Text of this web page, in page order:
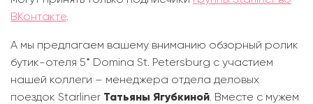
ВКонтакте.
А мы предлагаем вашему вниманию обзорный ролик
бутик-отеля 5* Domina St. Petersburg с участием
нашей коллеги – менеджера отдела деловых
поездок Starliner Татьяны Ягубкиной. Вместе с мужем